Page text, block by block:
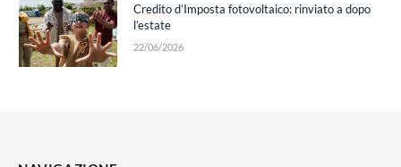
Credito d’Imposta fotovoltaico: rinviato a dopo
l’estate
22/06/2026